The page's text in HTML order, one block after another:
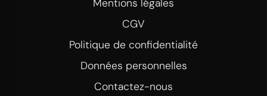
Mentions légales
CGV
Politique de confidentialité
Données personnelles
Contactez-nous